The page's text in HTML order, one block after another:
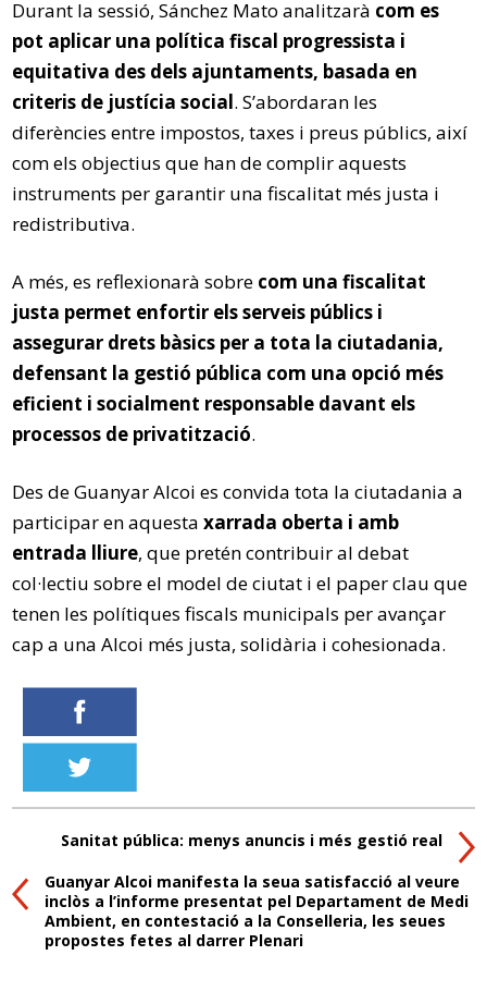
Durant la sessió, Sánchez Mato analitzarà com es
pot aplicar una política fiscal progressista i
equitativa des dels ajuntaments, basada en
criteris de justícia social. S’abordaran les
diferències entre impostos, taxes i preus públics, així
com els objectius que han de complir aquests
instruments per garantir una fiscalitat més justa i
redistributiva.
A més, es reflexionarà sobre com una fiscalitat
justa permet enfortir els serveis públics i
assegurar drets bàsics per a tota la ciutadania,
defensant la gestió pública com una opció més
eficient i socialment responsable davant els
processos de privatització.
Des de Guanyar Alcoi es convida tota la ciutadania a
participar en aquestaxarrada oberta i amb
entrada lliure, que pretén contribuir al debat
col·lectiu sobre el model de ciutat i el paper clau que
tenen les polítiques fiscals municipals per avançar
cap a una Alcoi més justa, solidària i cohesionada.
Sanitat pública: menys anuncis i més gestió real
Guanyar Alcoi manifesta la seua satisfacció al veure
inclòs a l’informe presentat pel Departament de Medi
Ambient, en contestació a la Conselleria, les seues
propostes fetes al darrer Plenari